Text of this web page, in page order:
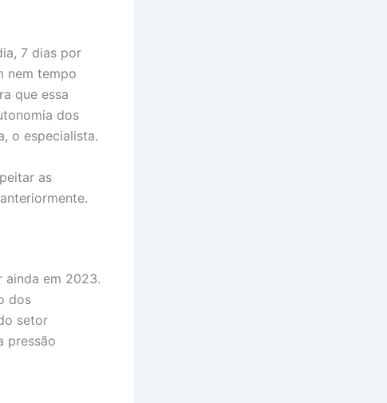
7 dias por
nem tempo
que essa
dos
o especialista.
as
ainda em 2023.
dos
setor
pressão